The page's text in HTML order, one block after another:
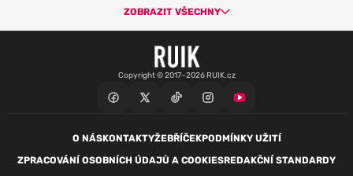
ZOBRAZIT VŠECHNY
Copyright © 2017–2026 RUIK.cz
O NÁSKONTAKTYŽEBŘÍČEKPODMÍNKY UŽITÍ
ZPRACOVÁNÍ OSOBNÍCH ÚDAJŮ A COOKIESREDAKČNÍ STANDARDY